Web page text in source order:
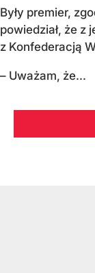
Były premier,
powiedział, że z
z Konfederacją
– Uważam, że...